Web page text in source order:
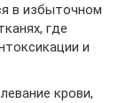
в избыточном
где
и
крови,